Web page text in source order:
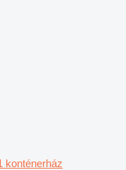
konténerház